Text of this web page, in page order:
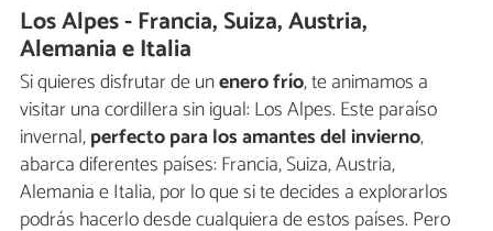
Los Alpes - Francia, Suiza, Austria,
Alemania e Italia
Si quieres disfrutar de unenero frío, te animamos a
visitar una cordillera sin igual: Los Alpes. Este paraíso
invernal,perfecto para los amantes del invierno,
abarca diferentes países: Francia, Suiza, Austria,
Alemania e Italia, por lo que si te decides a explorarlos
podrás hacerlo desde cualquiera de estos países. Pero